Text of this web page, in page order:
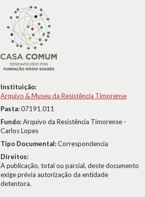
Instituição:
Arquivo & Museu da Resistência Timorense
Pasta:07191.011
Fundo:Arquivo da Resistência Timorense -
Carlos Lopes
Tipo Documental:Correspondencia
Direitos:
A publicação, total ou parcial, deste documento
exige prévia autorização da entidade
detentora.